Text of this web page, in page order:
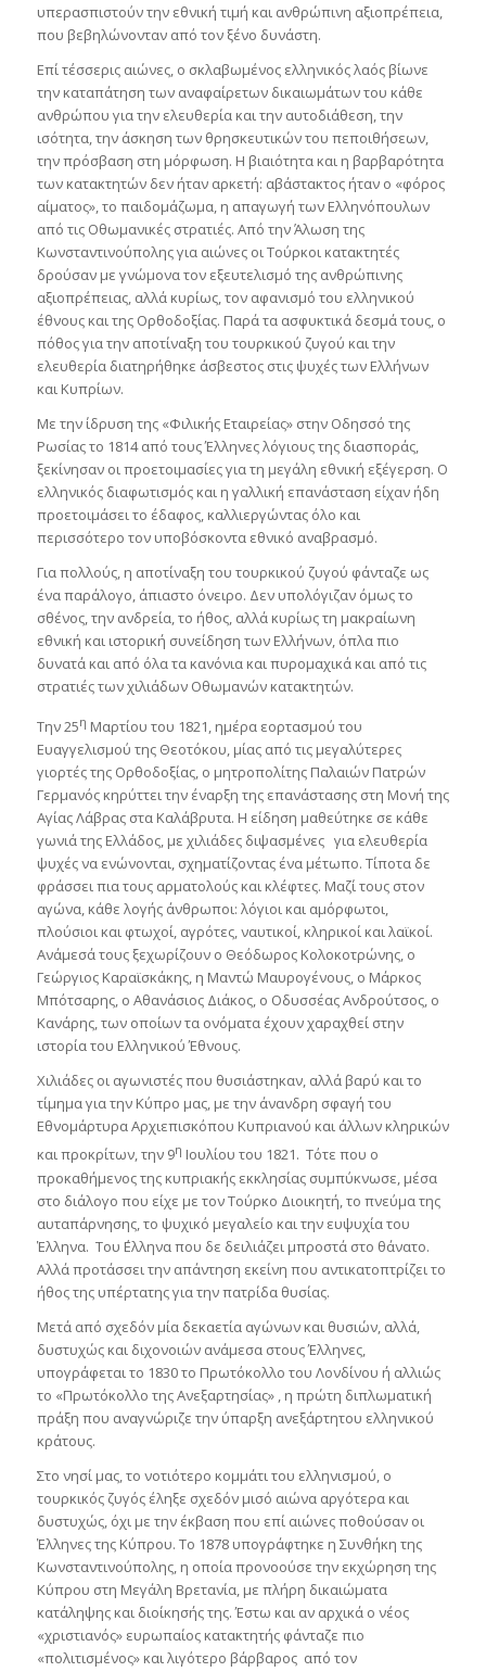
υπερασπιστούν την εθνική τιμή και ανθρώπινη αξιοπρέπεια,
που βεβηλώνονταν από τον ξένο δυνάστη.
Επί τέσσερις αιώνες, ο σκλαβωμένος ελληνικός λαός βίωνε
την καταπάτηση των αναφαίρετων δικαιωμάτων του κάθε
ανθρώπου για την ελευθερία και την αυτοδιάθεση, την
ισότητα, την άσκηση των θρησκευτικών του πεποιθήσεων,
την πρόσβαση στη μόρφωση. Η βιαιότητα και η βαρβαρότητα
των κατακτητών δεν ήταν αρκετή: αβάστακτος ήταν ο «φόρος
αίματος», το παιδομάζωμα, η απαγωγή των Ελληνόπουλων
από τις Οθωμανικές στρατιές. Από την Άλωση της
Κωνσταντινούπολης για αιώνες οι Τούρκοι κατακτητές
δρούσαν με γνώμονα τον εξευτελισμό της ανθρώπινης
αξιοπρέπειας, αλλά κυρίως, τον αφανισμό του ελληνικού
έθνους και της Ορθοδοξίας. Παρά τα ασφυκτικά δεσμά τους, ο
πόθος για την αποτίναξη του τουρκικού ζυγού και την
ελευθερία διατηρήθηκε άσβεστος στις ψυχές των Ελλήνων
και Κυπρίων.
Με την ίδρυση της «Φιλικής Εταιρείας» στην Οδησσό της
Ρωσίας το 1814 από τους Έλληνες λόγιους της διασποράς,
ξεκίνησαν οι προετοιμασίες για τη μεγάλη εθνική εξέγερση. Ο
ελληνικός διαφωτισμός και η γαλλική επανάσταση είχαν ήδη
προετοιμάσει το έδαφος, καλλιεργώντας όλο και
περισσότερο τον υποβόσκοντα εθνικό αναβρασμό.
Για πολλούς, η αποτίναξη του τουρκικού ζυγού φάνταζε ως
ένα παράλογο, άπιαστο όνειρο. Δεν υπολόγιζαν όμως το
σθένος, την ανδρεία, το ήθος, αλλά κυρίως τη μακραίωνη
εθνική και ιστορική συνείδηση των Ελλήνων, όπλα πιο
δυνατά και από όλα τα κανόνια και πυρομαχικά και από τις
στρατιές των χιλιάδων Οθωμανών κατακτητών.
Την 25η Μαρτίου του 1821, ημέρα εορτασμού του
Ευαγγελισμού της Θεοτόκου, μίας από τις μεγαλύτερες
γιορτές της Ορθοδοξίας, ο μητροπολίτης Παλαιών Πατρών
Γερμανός κηρύττει την έναρξη της επανάστασης στη Μονή της
Αγίας Λάβρας στα Καλάβρυτα. Η είδηση μαθεύτηκε σε κάθε
γωνιά της Ελλάδος, με χιλιάδες διψασμένες για ελευθερία
ψυχές να ενώνονται, σχηματίζοντας ένα μέτωπο. Τίποτα δε
φράσσει πια τους αρματολούς και κλέφτες. Μαζί τους στον
αγώνα, κάθε λογής άνθρωποι: λόγιοι και αμόρφωτοι,
πλούσιοι και φτωχοί, αγρότες, ναυτικοί, κληρικοί και λαϊκοί.
Ανάμεσά τους ξεχωρίζουν ο Θεόδωρος Κολοκοτρώνης, ο
Γεώργιος Καραϊσκάκης, η Μαντώ Μαυρογένους, ο Μάρκος
Μπότσαρης, ο Αθανάσιος Διάκος, ο Οδυσσέας Ανδρούτσος, ο
Κανάρης, των οποίων τα ονόματα έχουν χαραχθεί στην
ιστορία του Ελληνικού Έθνους.
Χιλιάδες οι αγωνιστές που θυσιάστηκαν, αλλά βαρύ και το
τίμημα για την Κύπρο μας, με την άνανδρη σφαγή του
Εθνομάρτυρα Αρχιεπισκόπου Κυπριανού και άλλων κληρικών
και προκρίτων, την 9η Ιουλίου του 1821. Τότε που ο
προκαθήμενος της κυπριακής εκκλησίας συμπύκνωσε, μέσα
στο διάλογο που είχε με τον Τούρκο Διοικητή, το πνεύμα της
αυταπάρνησης, το ψυχικό μεγαλείο και την ευψυχία του
Έλληνα. Του ΄Ελληνα που δε δειλιάζει μπροστά στο θάνατο.
Αλλά προτάσσει την απάντηση εκείνη που αντικατοπτρίζει το
ήθος της υπέρτατης για την πατρίδα θυσίας.
Μετά από σχεδόν μία δεκαετία αγώνων και θυσιών, αλλά,
δυστυχώς και διχονοιών ανάμεσα στους Έλληνες,
υπογράφεται το 1830 το Πρωτόκολλο του Λονδίνου ή αλλιώς
το «Πρωτόκολλο της Ανεξαρτησίας» , η πρώτη διπλωματική
πράξη που αναγνώριζε την ύπαρξη ανεξάρτητου ελληνικού
κράτους.
Στο νησί μας, το νοτιότερο κομμάτι του ελληνισμού, ο
τουρκικός ζυγός έληξε σχεδόν μισό αιώνα αργότερα και
δυστυχώς, όχι με την έκβαση που επί αιώνες ποθούσαν οι
Έλληνες της Κύπρου. Το 1878 υπογράφτηκε η Συνθήκη της
Κωνσταντινούπολης, η οποία προνοούσε την εκχώρηση της
Κύπρου στη Μεγάλη Βρετανία, με πλήρη δικαιώματα
κατάληψης και διοίκησής της. Έστω και αν αρχικά ο νέος
«χριστιανός» ευρωπαίος κατακτητής φάνταζε πιο
«πολιτισμένος» και λιγότερο βάρβαρος από τον